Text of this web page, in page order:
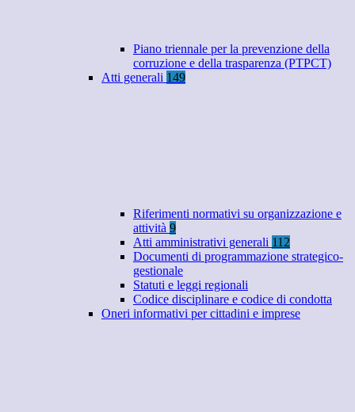
Piano triennale per la prevenzione della
corruzione e della trasparenza (PTPCT)
Atti generali 149
Riferimenti normativi su organizzazione e
attività 9
Atti amministrativi generali 112
Documenti di programmazione strategico-
gestionale
Statuti e leggi regionali
Codice disciplinare e codice di condotta
Oneri informativi per cittadini e imprese